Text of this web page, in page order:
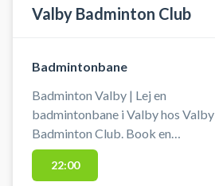
med lyse såler, der ikke sætter
mærker.
Valby Badminton Club
Badmintonbane
Badminton Valby | Lej en
badmintonbane i Valby hos Valby
Badminton Club. Book en
badmintonbane nær København
og spil badminton i Valby ved at
22:00